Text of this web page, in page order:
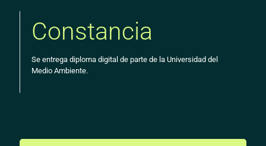
Constancia
Se entrega diploma digital de parte de la Universidad del
Medio Ambiente.